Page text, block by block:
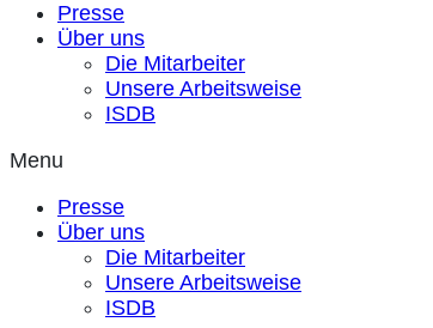
Presse
Über uns
Die Mitarbeiter
Unsere Arbeitsweise
ISDB
Menu
Presse
Über uns
Die Mitarbeiter
Unsere Arbeitsweise
ISDB